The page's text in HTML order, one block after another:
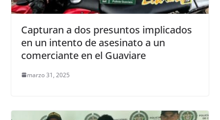
Capturan a dos presuntos implicados
en un intento de asesinato a un
comerciante en el Guaviare
marzo 31, 2025